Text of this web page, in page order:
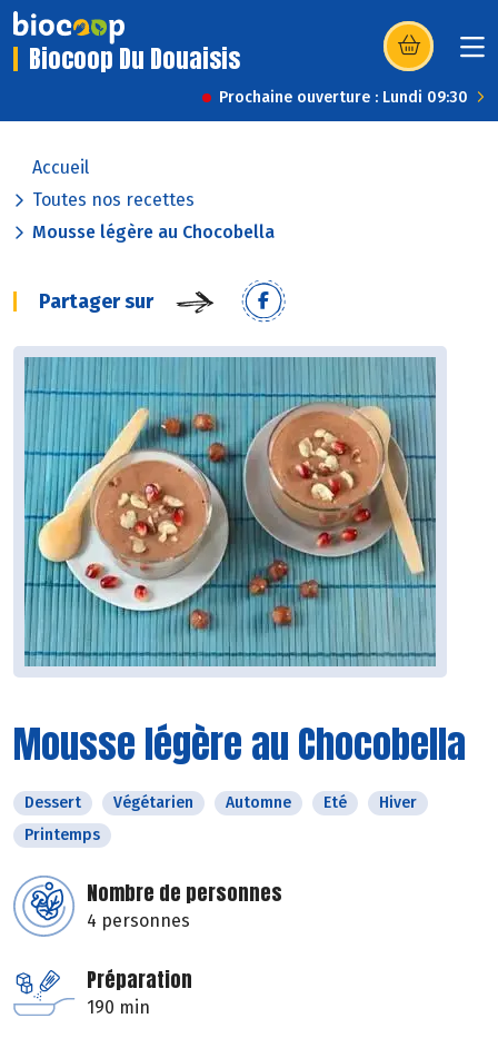
Biocoop Du Douaisis (s’ouvre dans
Prochaine ouverture : Lundi 09:30
Accueil
Toutes nos recettes
Mousse légère au Chocobella
Partager sur
Mousse légère au Chocobella
Dessert Végétarien Automne Eté
Hiver
Printemps
Nombre de personnes
4 personnes
Préparation
190 min